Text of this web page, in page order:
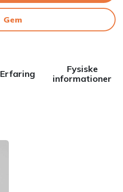
Gem
Erfaring
Fysiske
informationer